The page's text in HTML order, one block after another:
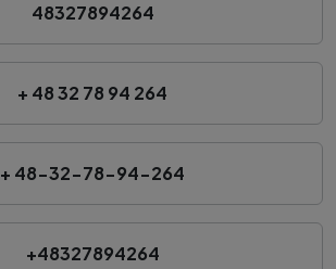
48327894264
+ 48 32 78 94 264
+ 48-32-78-94-264
+48327894264